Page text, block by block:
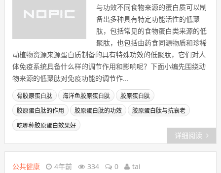
与功效不同食物来源的蛋白质可以制
备出多种具有特定功能活性的低聚
肽，包括常见的食物蛋白类来源的低
聚肽，也包括由药食同源物质和珍稀
动植物资源来源蛋白质制备的具有特殊功效的低聚肽，它们对人
体免疫系统具备什么样的调节作用和影响呢？下面小编先围绕动
物来源的低聚肽对免疫功能的调节作...
骨胶原蛋白肽 海洋鱼胶原蛋白肽 胶原蛋白肽
胶原蛋白肽的作用 胶原蛋白肽的功效 胶原蛋白肽与抗衰老
吃哪种胶原蛋白效果好
详细阅读
公共健康 4年前 334 0 tai